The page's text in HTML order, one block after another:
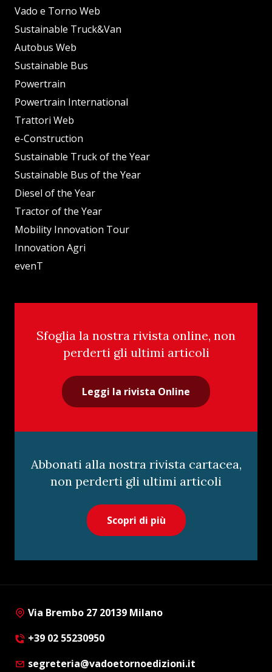
Vado e Torno Web
Sustainable Truck&Van
Autobus Web
Sustainable Bus
Powertrain
Powertrain International
Trattori Web
e-Construction
Sustainable Truck of the Year
Sustainable Bus of the Year
Diesel of the Year
Tractor of the Year
Mobility Innovation Tour
Innovation Agri
evenT
Sfoglia la nostra rivista online, non
perderti gli ultimi articoli
Leggi la rivista Online
Abbonati alla nostra rivista cartacea,
non perderti gli ultimi articoli
Scopri di più
Via Brembo 27 20139 Milano
+39 02 55230950
segreteria@vadoetornoedizioni.it